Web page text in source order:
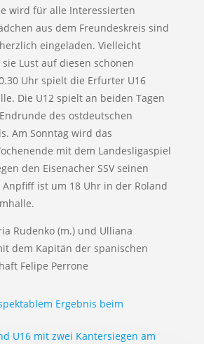
wird für alle Interessierten
aus dem Freundeskreis sind
eingeladen. Vielleicht
Lust auf diesen schönen
Uhr spielt die Erfurter U16
Die U12 spielt an beiden Tagen
des ostdeutschen
Am Sonntag wird das
mit dem Landesligaspiel
den Eisenacher SSV seinen
ist um 18 Uhr in der Roland
Rudenko (m.) und Ulliana
dem Kapitän der spanischen
Felipe Perrone
Ergebnis beim
U16 mit zwei Kantersiegen am